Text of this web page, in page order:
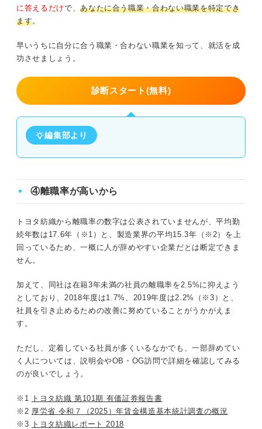
に答えるだけで、あなたに合う職業・合わない職業を特定でき
ます。
早いうちに自分に合う職業・合わない職業を知って、就活を成
功させましょう。
診断スタート(無料)
編集部より
④離職率が高いから
トヨタ紡織から離職率の数字は公表されていませんが、平均勤
続年数は17.6年（※1）と、製造業界の平均15.3年（※2）を上
回っているため、一概に人が辞めやすい企業だとは断定できま
せん。
加えて、同社は在籍3年未満の社員の離職率を2.5%に抑えよう
としており、2018年度は1.7%、2019年度は2.2%（※3）と、
社員を引き止めるための改善に努めていることがうかがえま
す。
ただし、定着している社員が多くいるなかでも、一部辞めてい
く人については、説明会やOB・OG訪問で詳細を確認してみる
のが良いでしょう。
※1 トヨタ紡織 第101期 有価証券報告書
※2 厚労省 令和７（2025）年賃金構造基本統計調査の概況
※3 トヨタ紡織レポート 2018